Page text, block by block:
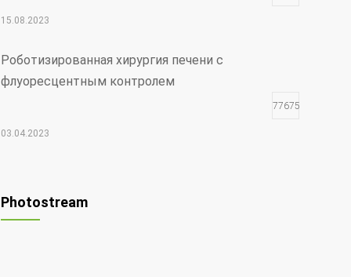
15.08.2023
Роботизированная хирургия печени с
флуоресцентным контролем
77675
03.04.2023
Photostream